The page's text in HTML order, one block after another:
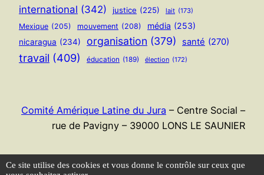
international (342) justice (225) lait (173)
Mexique (205) mouvement (208) média (253)
nicaragua (234) organisation (379) santé (270)
travail (409) éducation (189) élection (172)
Comité Amérique Latine du Jura – Centre Social –
rue de Pavigny – 39000 LONS LE SAUNIER
Flux RSS
Ce site utilise des cookies et vous donne le contrôle sur ceux que